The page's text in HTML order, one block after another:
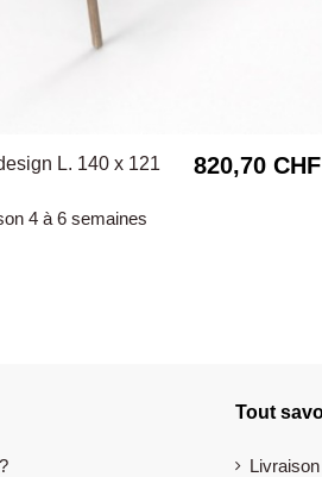
L. 140 x 121
4 à 6 semaines
820,70 CHF
Tout